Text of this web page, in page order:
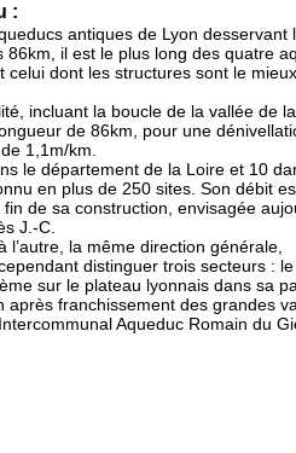
:
antiques de Lyon desservant
86km, il est le plus long des quatre
celui dont les structures sont le mieux
incluant la boucle de la vallée de la
de 86km, pour une
1,1m/km.
le département de la Loire et 10
en plus de 250 sites. Son débit
de sa construction, envisagée
J.-C.
l’autre, la même direction générale,
distinguer trois secteurs :
sur le plateau lyonnais dans sa
après franchissement des grandes
Aqueduc Romain du